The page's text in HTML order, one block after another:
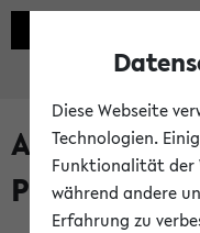
Alle noch
Prüfungen
Diese Webseite
Technologien.
Funktionalität der
während andere
Erfahrung zu